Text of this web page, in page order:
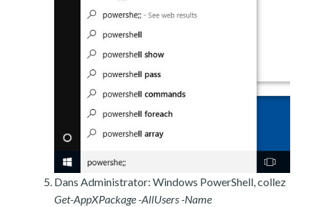
Dans Administrator: Windows PowerShell, collez
Get-AppXPackage -AllUsers -Name